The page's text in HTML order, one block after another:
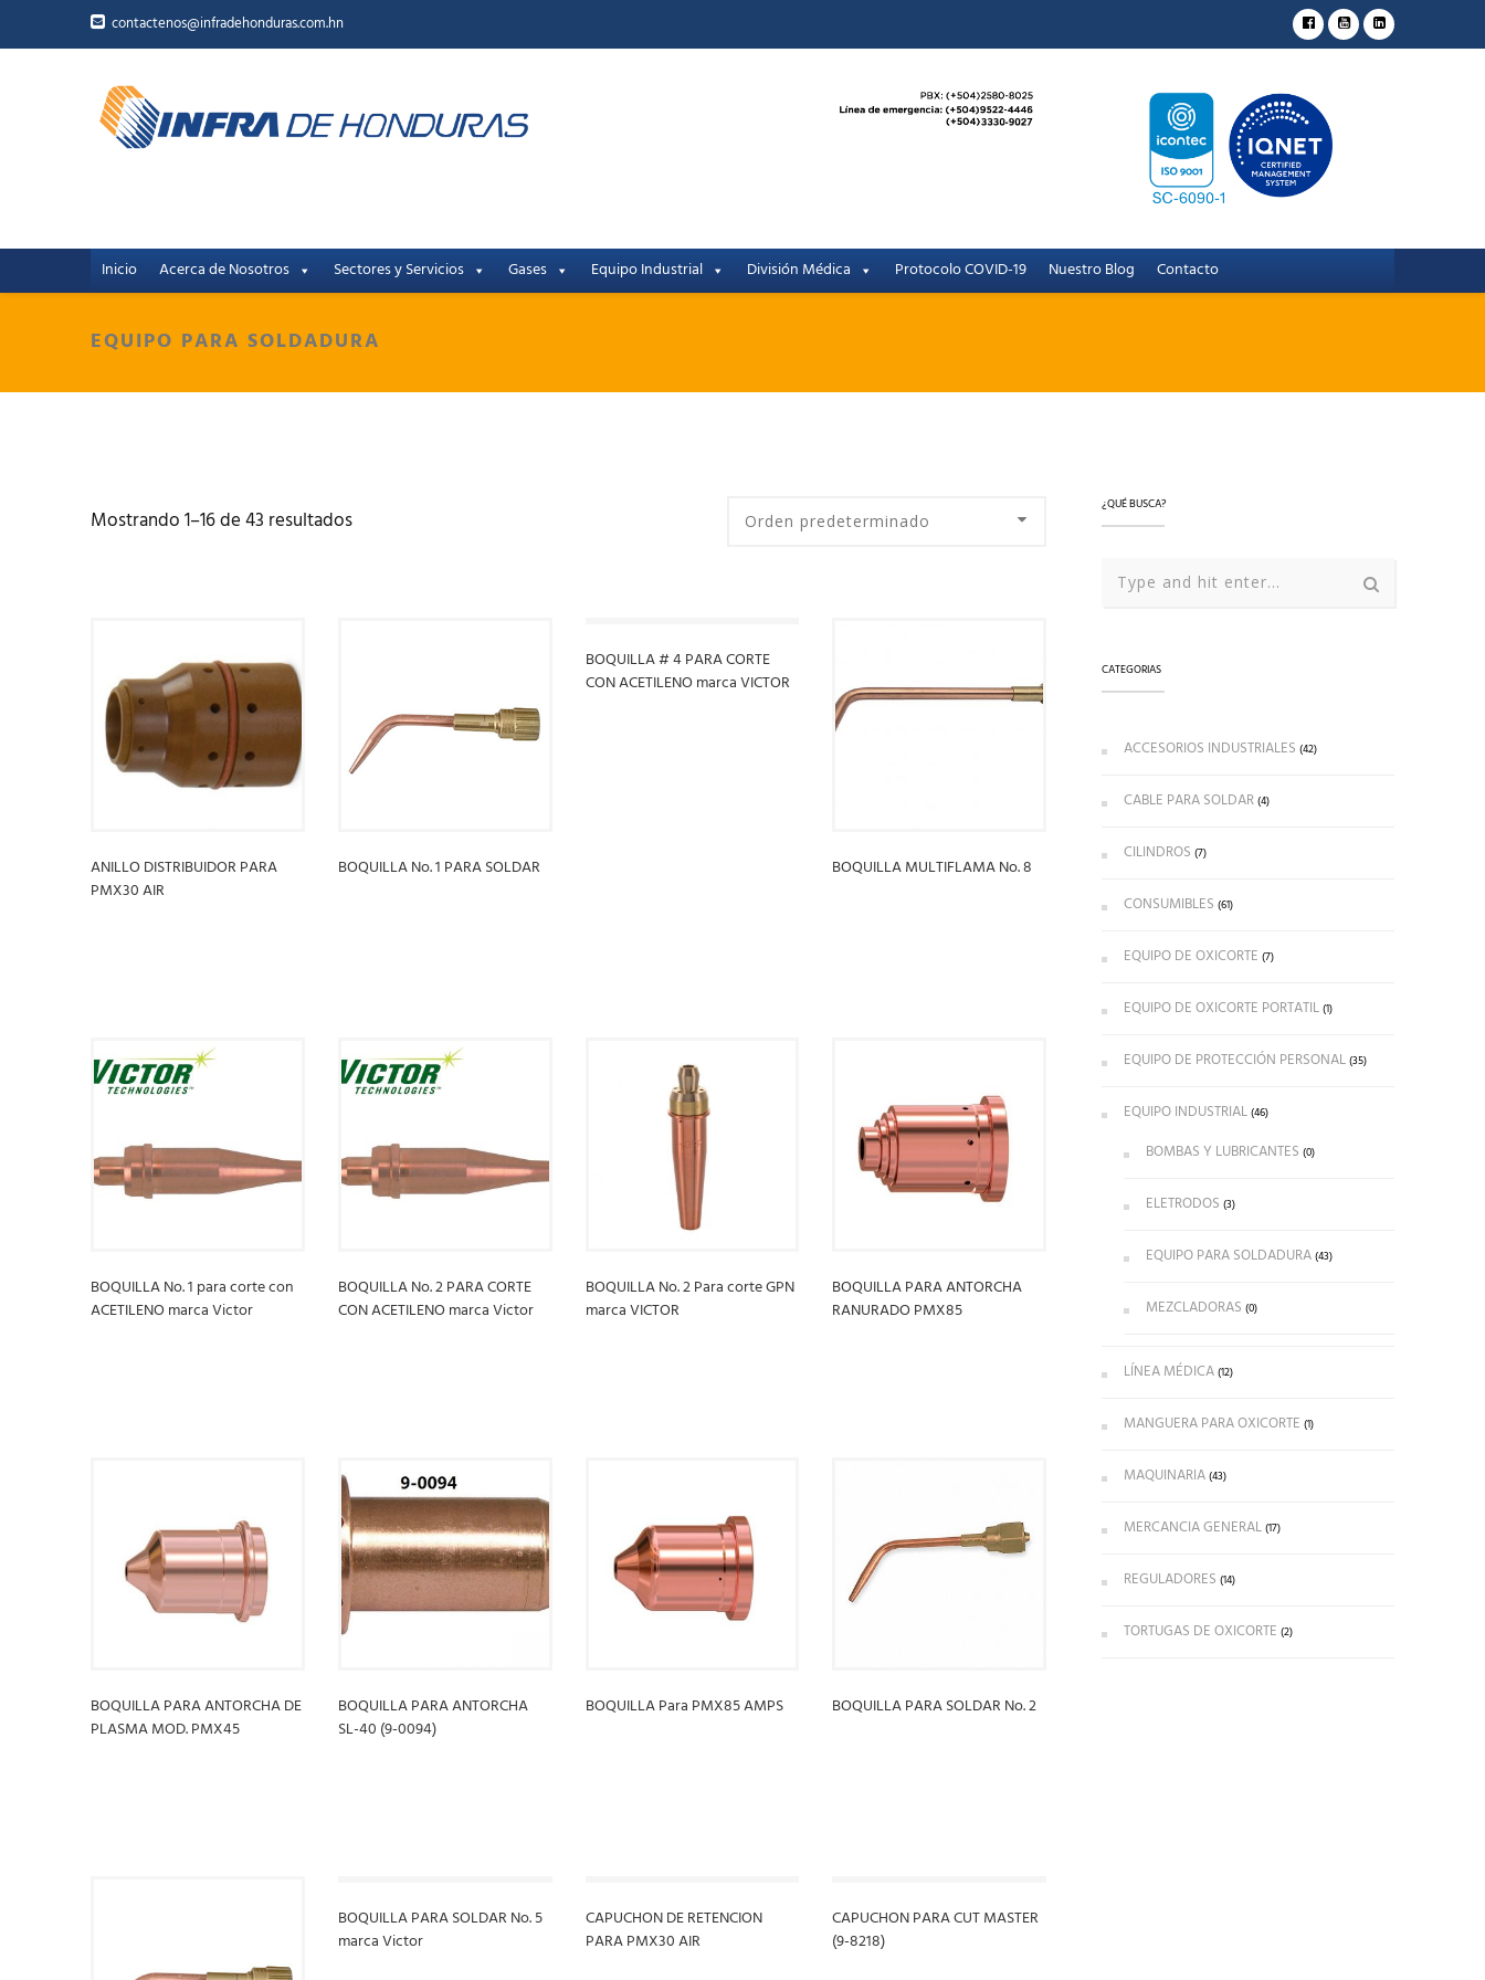
contactenos@infradehonduras.com.hn
Inicio Acerca de Nosotros Sectores y Servicios Gases Equipo Industrial División Médica Protocolo COVID-19 Nuestro Blog Contacto
EQUIPO PARA SOLDADURA
Mostrando 1–16 de 43 resultados
ANILLO DISTRIBUIDOR PARA
PMX30 AIR
BOQUILLA No. 1 PARA SOLDAR
BOQUILLA # 4 PARA CORTE
CON ACETILENO marca VICTOR
BOQUILLA MULTIFLAMA No. 8
BOQUILLA No. 1 para corte con
ACETILENO marca Victor
BOQUILLA No. 2 PARA CORTE
CON ACETILENO marca Victor
BOQUILLA No. 2 Para corte GPN
marca VICTOR
BOQUILLA PARA ANTORCHA
RANURADO PMX85
BOQUILLA PARA ANTORCHA DE
PLASMA MOD. PMX45
BOQUILLA PARA ANTORCHA
SL-40 (9-0094)
BOQUILLA Para PMX85 AMPS BOQUILLA PARA SOLDAR No. 2
BOQUILLA PARA SOLDAR No. 5
marca Victor
CAPUCHON DE RETENCION
PARA PMX30 AIR
CAPUCHON PARA CUT MASTER
(9-8218)
¿QUÉ BUSCA?
CATEGORIAS
ACCESORIOS INDUSTRIALES (42)
CABLE PARA SOLDAR(4)
CILINDROS (7)
CONSUMIBLES (61)
EQUIPO DE OXICORTE (7)
EQUIPO DE OXICORTE PORTATIL(1)
EQUIPO DE PROTECCIÓN PERSONAL(35)
EQUIPO INDUSTRIAL(46)
BOMBAS Y LUBRICANTES (0)
ELETRODOS (3)
EQUIPO PARA SOLDADURA(43)
MEZCLADORAS (0)
LÍNEA MÉDICA(12)
MANGUERA PARA OXICORTE (1)
MAQUINARIA(43)
MERCANCIA GENERAL(17)
REGULADORES (14)
TORTUGAS DE OXICORTE (2)